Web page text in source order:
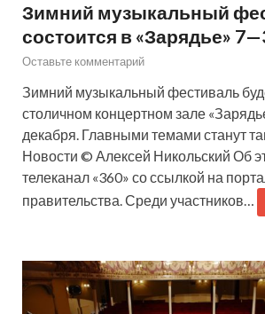
Зимний музыкальный
состоится в «Зарядье»
Оставьте комментарий
Зимний музыкальный фестиваль
столичном концертном зале
декабря. Главными темами станут
Новости © Алексей Никольский Об
телеканал «360» со ссылкой на
правительства. Среди участников…